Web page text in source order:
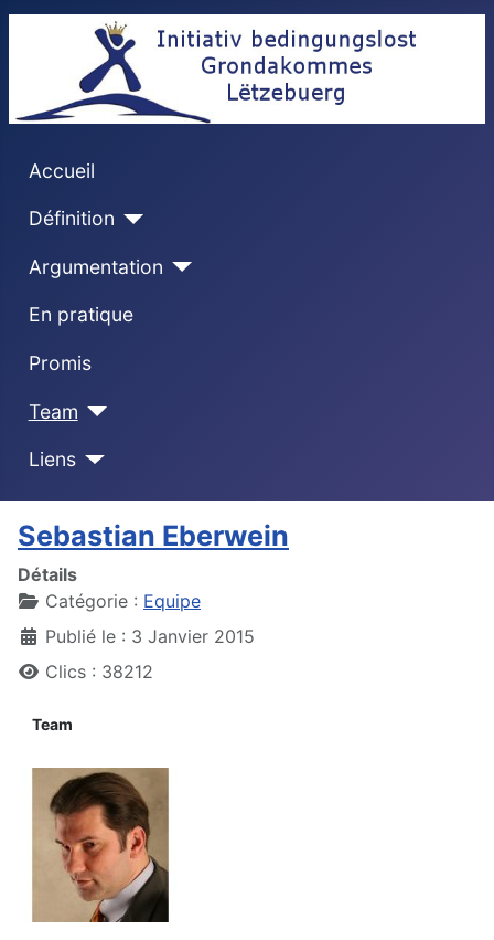
Accueil
Définition
Argumentation
En pratique
Promis
Team
Liens
Sebastian Eberwein
Détails
Catégorie : Equipe
Publié le : 3 Janvier 2015
Clics : 38212
Team